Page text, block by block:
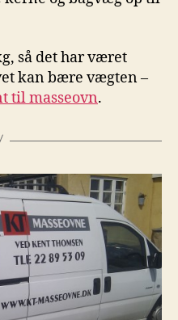
så det har været
kan bære vægten –
til masseovn.